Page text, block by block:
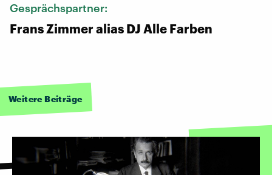
Gesprächspartner:
Frans Zimmer alias DJ Alle Farben
Weitere Beiträge